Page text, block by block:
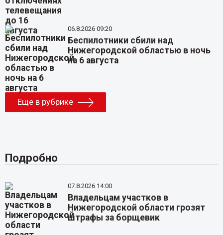
06.8.2026 09:20
Беспилотники сбили над
Нижегородской областью в ночь
на 6 августа
Еще в рубрике
Подробно
07.8.2026 14:00
Владельцам участков в
Нижегородской области грозят
штрафы за борщевик